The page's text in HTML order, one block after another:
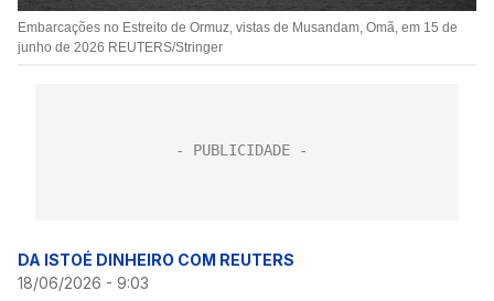
Embarcações no Estreito de Ormuz, vistas de Musandam, Omã, em 15 de
junho de 2026 REUTERS/Stringer
DA ISTOÉ DINHEIRO COM REUTERS
18/06/2026 - 9:03